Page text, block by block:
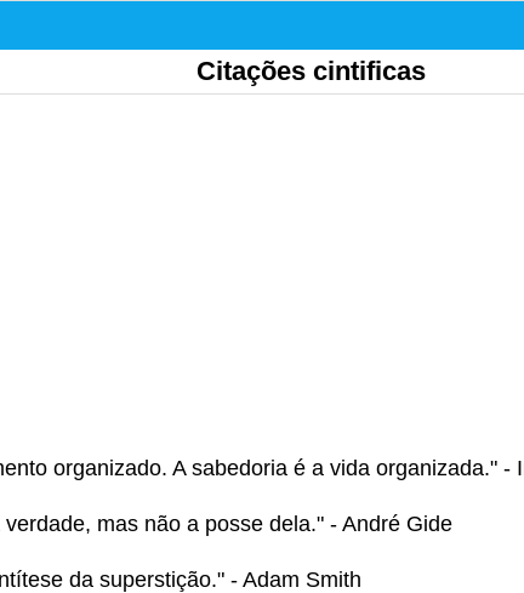
Citações cintificas
organizado. A sabedoria é a vida organizada." -
mas não a posse dela." - André Gide
da superstição." - Adam Smith